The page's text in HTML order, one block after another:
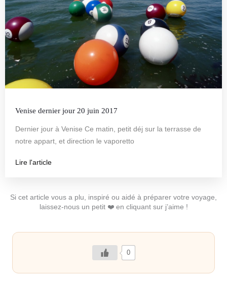
Venise dernier jour 20 juin 2017
Dernier jour à Venise Ce matin, petit déj sur la terrasse de
notre appart, et direction le vaporetto
Lire l'article
Si cet article vous a plu, inspiré ou aidé à préparer votre voyage,
laissez-nous un petit ❤️ en cliquant sur j’aime !
0